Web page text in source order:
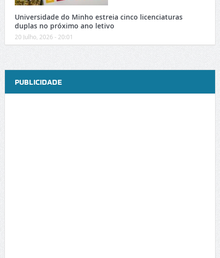
Universidade do Minho estreia cinco licenciaturas
duplas no próximo ano letivo
20 Julho, 2026 - 20:01
PUBLICIDADE